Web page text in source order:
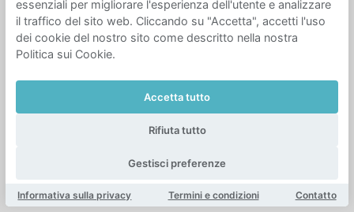
essenziali per migliorare l'esperienza dell'utente e analizzare
il traffico del sito web. Cliccando su "Accetta", accetti l'uso
dei cookie del nostro sito come descritto nella nostra
Politica sui Cookie.
Accetta tutto
Rifiuta tutto
Gestisci preferenze
Informativa sulla privacy Termini e condizioni Contatto